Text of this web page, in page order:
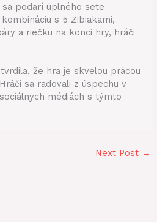
sa podarí úplného sete
s 5 Zibiakami,
a riečku na konci hry, hráči
že hra je skvelou prácou
sa radovali z úspechu v
médiách s týmto
Next Post →